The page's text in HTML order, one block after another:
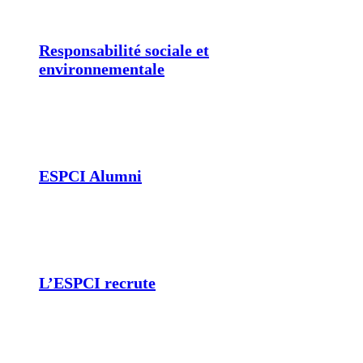
Responsabilité sociale et
environnementale
ESPCI Alumni
L’ESPCI recrute